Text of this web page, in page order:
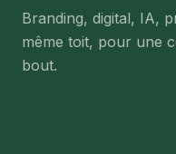
Branding, digital, IA,
même toit, pour une
bout.